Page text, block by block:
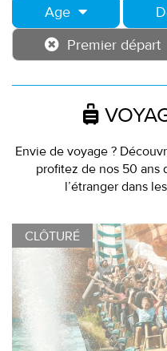
Age
Premier départ
Envie de voyage ?
profitez de nos 50 ans
l’étranger dans
CLÔTURÉ